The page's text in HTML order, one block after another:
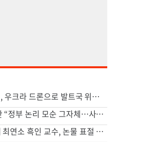
리투아 국방 "러, 우크라 드론으로 발트국 위장공격 할수도"
역대 참모총장단 “정부 논리 모순 그자체…사관학교 통합, 재검토해야”
英케임브리지대 최연소 흑인 교수, 논물 표절 의혹에 사임